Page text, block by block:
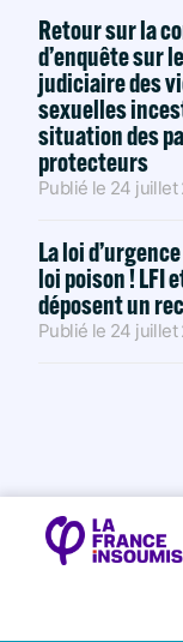
Retour sur la
d’enquête sur
judiciaire des
sexuelles
situation des
protecteurs
Publié le 24 juillet
La loi
loi poison ! LFI
déposent un
Publié le 24 juillet